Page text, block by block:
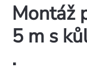
Montáž
5 m s
.